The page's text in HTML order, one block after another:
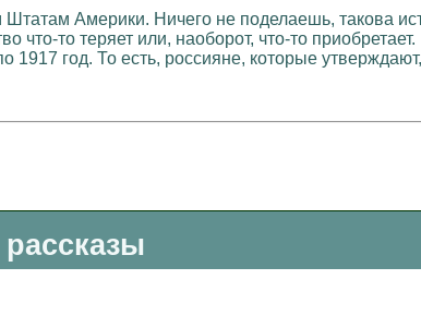
Америки. Ничего не поделаешь, такова
что-то теряет или, наоборот, что-то приобретает.
1917 год. То есть, россияне, которые